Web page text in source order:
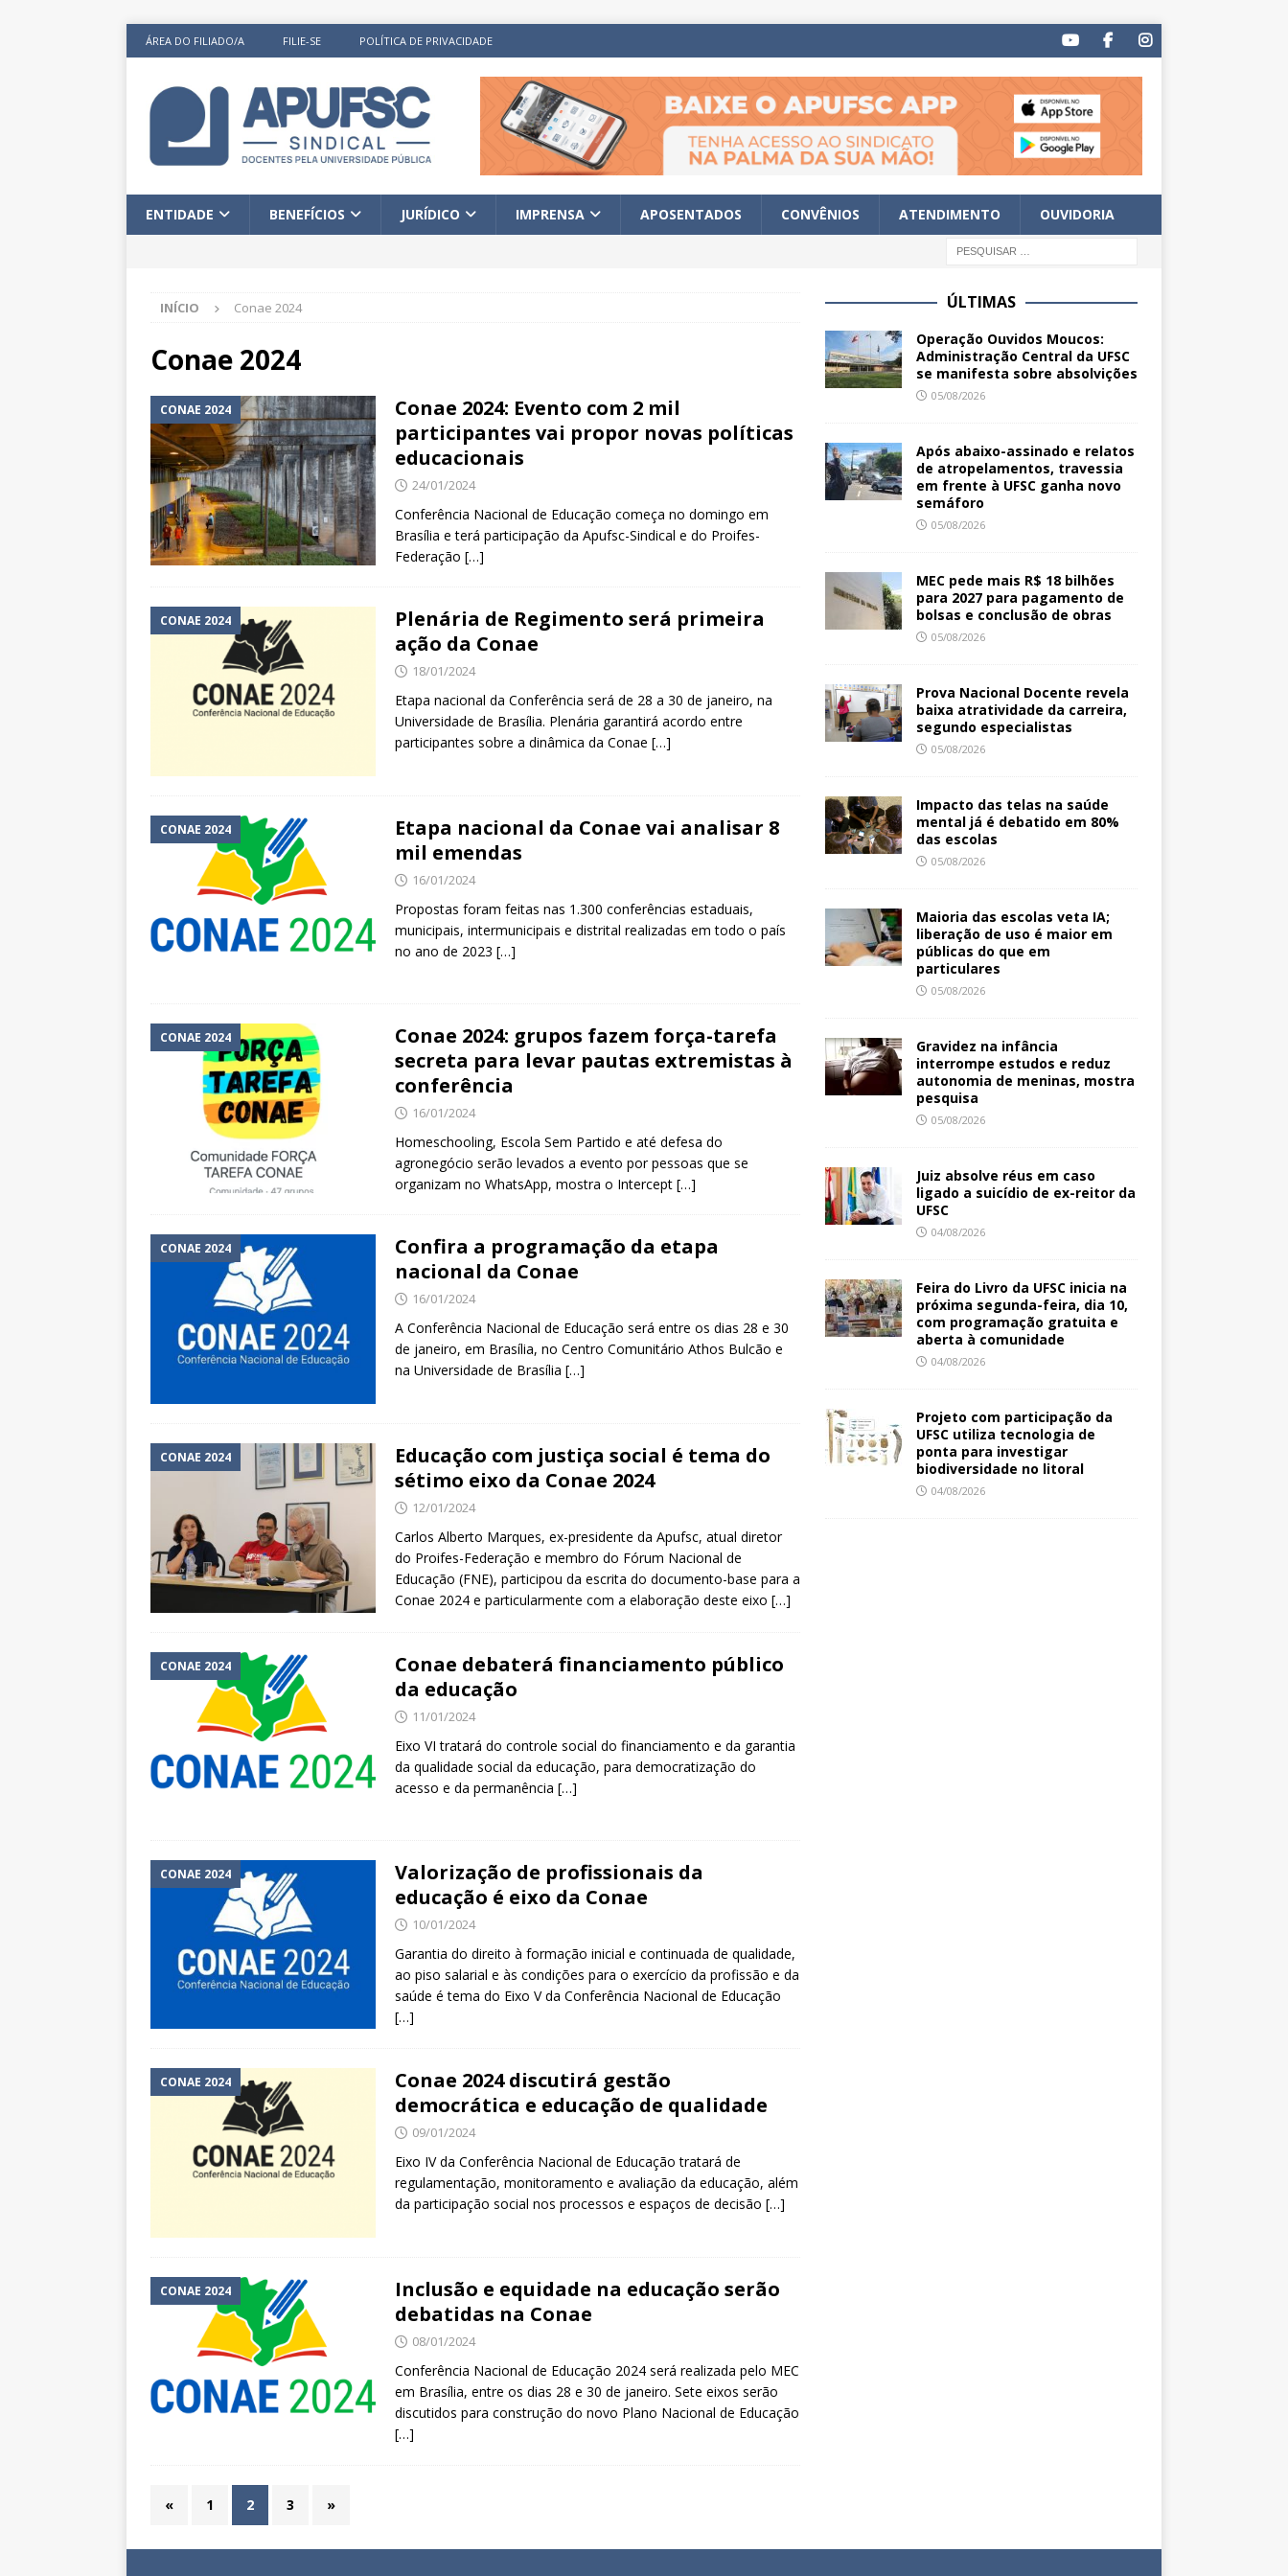
ÁREA DO FILIADO/A FILIE-SE POLÍTICA DE PRIVACIDADE
ENTIDADE BENEFÍCIOS JURÍDICO IMPRENSA APOSENTADOS CONVÊNIOS ATENDIMENTO OUVIDORIA
INÍCIO Conae 2024
Conae 2024
CONAE 2024
Conae 2024: Evento com 2 mil
participantes vai propor novas políticas
educacionais
24/01/2024
Conferência Nacional de Educação começa no domingo em
Brasília e terá participação da Apufsc-Sindical e do Proifes-
Federação […]
CONAE 2024
Plenária de Regimento será primeira
ação da Conae
18/01/2024
Etapa nacional da Conferência será de 28 a 30 de janeiro, na
Universidade de Brasília. Plenária garantirá acordo entre
participantes sobre a dinâmica da Conae […]
CONAE 2024
Etapa nacional da Conae vai analisar 8
mil emendas
16/01/2024
Propostas foram feitas nas 1.300 conferências estaduais,
municipais, intermunicipais e distrital realizadas em todo o país
no ano de 2023 […]
CONAE 2024
Conae 2024: grupos fazem força-tarefa
secreta para levar pautas extremistas à
conferência
16/01/2024
Homeschooling, Escola Sem Partido e até defesa do
agronegócio serão levados a evento por pessoas que se
organizam no WhatsApp, mostra o Intercept […]
CONAE 2024
Confira a programação da etapa
nacional da Conae
16/01/2024
A Conferência Nacional de Educação será entre os dias 28 e 30
de janeiro, em Brasília, no Centro Comunitário Athos Bulcão e
na Universidade de Brasília […]
CONAE 2024
Educação com justiça social é tema do
sétimo eixo da Conae 2024
12/01/2024
Carlos Alberto Marques, ex-presidente da Apufsc, atual diretor
do Proifes-Federação e membro do Fórum Nacional de
Educação (FNE), participou da escrita do documento-base para a
Conae 2024 e particularmente com a elaboração deste eixo […]
CONAE 2024
Conae debaterá financiamento público
da educação
11/01/2024
Eixo VI tratará do controle social do financiamento e da garantia
da qualidade social da educação, para democratização do
acesso e da permanência […]
CONAE 2024
Valorização de profissionais da
educação é eixo da Conae
10/01/2024
Garantia do direito à formação inicial e continuada de qualidade,
ao piso salarial e às condições para o exercício da profissão e da
saúde é tema do Eixo V da Conferência Nacional de Educação
[…]
CONAE 2024
Conae 2024 discutirá gestão
democrática e educação de qualidade
09/01/2024
Eixo IV da Conferência Nacional de Educação tratará de
regulamentação, monitoramento e avaliação da educação, além
da participação social nos processos e espaços de decisão […]
CONAE 2024
Inclusão e equidade na educação serão
debatidas na Conae
08/01/2024
Conferência Nacional de Educação 2024 será realizada pelo MEC
em Brasília, entre os dias 28 e 30 de janeiro. Sete eixos serão
discutidos para construção do novo Plano Nacional de Educação
[…]
« 1 2 3 »
ÚLTIMAS
Operação Ouvidos Moucos:
Administração Central da UFSC
se manifesta sobre absolvições
05/08/2026
Após abaixo-assinado e relatos
de atropelamentos, travessia
em frente à UFSC ganha novo
semáforo
05/08/2026
MEC pede mais R$ 18 bilhões
para 2027 para pagamento de
bolsas e conclusão de obras
05/08/2026
Prova Nacional Docente revela
baixa atratividade da carreira,
segundo especialistas
05/08/2026
Impacto das telas na saúde
mental já é debatido em 80%
das escolas
05/08/2026
Maioria das escolas veta IA;
liberação de uso é maior em
públicas do que em
particulares
05/08/2026
Gravidez na infância
interrompe estudos e reduz
autonomia de meninas, mostra
pesquisa
05/08/2026
Juiz absolve réus em caso
ligado a suicídio de ex-reitor da
UFSC
04/08/2026
Feira do Livro da UFSC inicia na
próxima segunda-feira, dia 10,
com programação gratuita e
aberta à comunidade
04/08/2026
Projeto com participação da
UFSC utiliza tecnologia de
ponta para investigar
biodiversidade no litoral
04/08/2026